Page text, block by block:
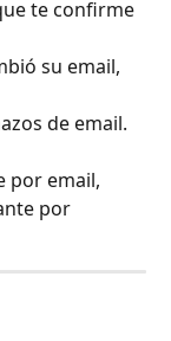
te confirme
su email,
de email.
por email,
por